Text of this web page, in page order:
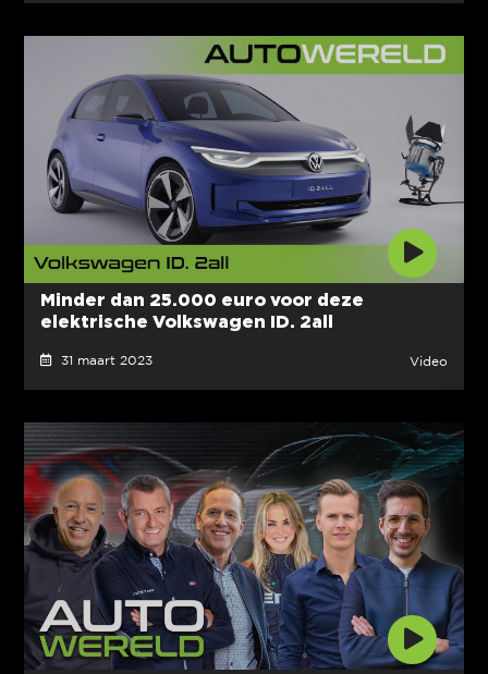
Minder dan 25.000 euro voor deze
elektrische Volkswagen ID. 2all
31 maart 2023 Video